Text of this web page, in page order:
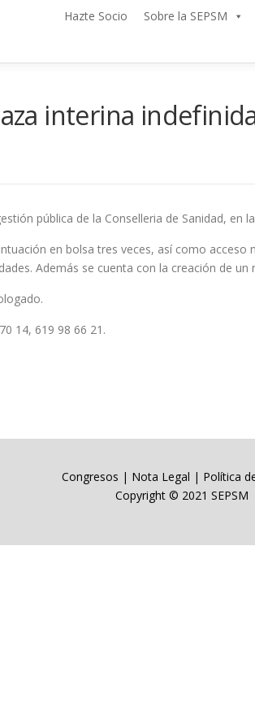
Hazte Socio Sobre la SEPSM
interina
pública de la Conselleria de Sanidad, en
en bolsa tres veces, así como
Además se cuenta con la creación de
14, 619 98 66 21.
Congresos | Nota Legal | Política
Copyright © 2021 SEPSM